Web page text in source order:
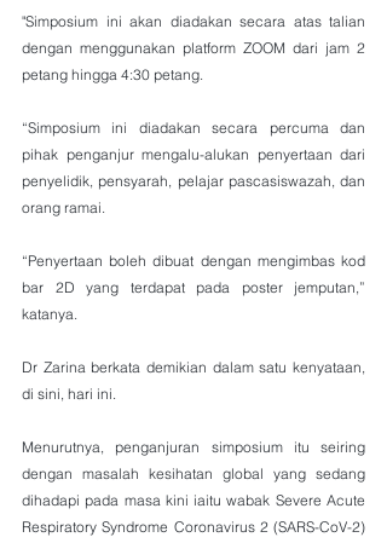
"Simposium ini akan diadakan secara atas talian
dengan menggunakan platform ZOOM dari jam 2
petang hingga 4:30 petang.
“Simposium ini diadakan secara percuma dan
pihak penganjur mengalu-alukan penyertaan dari
penyelidik, pensyarah, pelajar pascasiswazah, dan
orang ramai.
“Penyertaan boleh dibuat dengan mengimbas kod
bar 2D yang terdapat pada poster jemputan,”
katanya.
Dr Zarina berkata demikian dalam satu kenyataan,
di sini, hari ini.
Menurutnya, penganjuran simposium itu seiring
dengan masalah kesihatan global yang sedang
dihadapi pada masa kini iaitu wabak Severe Acute
Respiratory Syndrome Coronavirus 2 (SARS-CoV-2)